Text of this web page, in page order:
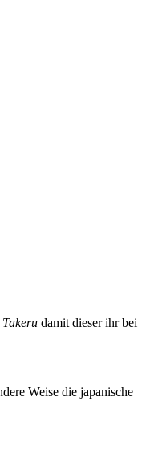
Takeru damit dieser ihr bei
Weise die japanische